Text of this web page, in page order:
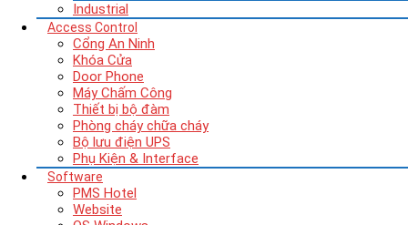
Industrial
Access Control
Cổng An Ninh
Khóa Cửa
Door Phone
Máy Chấm Công
Thiết bị bộ đàm
Phòng cháy chữa cháy
Bộ lưu điện UPS
Phụ Kiện & Interface
Software
PMS Hotel
Website